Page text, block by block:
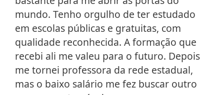
mundo. Tenho orgulho de ter estudado
em escolas públicas e gratuitas, com
qualidade reconhecida. A formação que
recebi ali me valeu para o futuro. Depois
me tornei professora da rede estadual,
mas o baixo salário me fez buscar outro